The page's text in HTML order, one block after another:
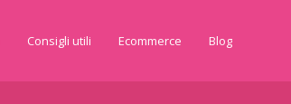
Consigli utili Ecommerce Blog